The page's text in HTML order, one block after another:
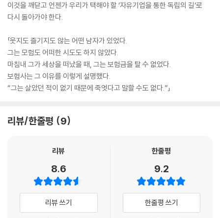
이것을 깨닫고 언젠가 우리가 택해야 할 ‘자유기업을 통한 독립의 길‘로
다시 돌아가야 한다.
「웃지도 즐기지도 않는 어떤 남자가 있었다.
그는 모험도 어떠한 시도도 하지 않았다.
마침내 그가 세상을 떠났을 때, 그는 보험금을 탈 수 없었다.
보험사는 그 이유를 이렇게 설명했다.
“그는 살았던 적이 없기 때문에 죽엇다고 말할 수도 없다.”」
리뷰/한줄평 9
리뷰
8.6
리뷰 쓰기
한줄평
9.2
한줄평 쓰기